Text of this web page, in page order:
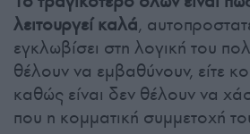
λειτουργεί καλά,
εγκλωβίσει στη λογική του
θέλουν να εμβαθύνουν, είτε
καθώς είναι δεν θέλουν να
που η κομματική συμμετοχή